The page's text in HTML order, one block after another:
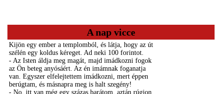
A nap vicce